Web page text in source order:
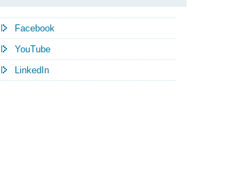
Facebook
YouTube
LinkedIn